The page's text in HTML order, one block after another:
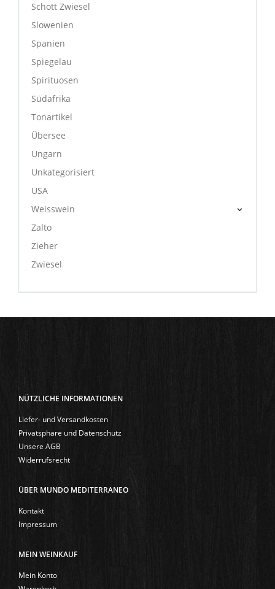
Schott Zwiesel
Slowenien
Spanien
Spiegelau
Spirituosen
Südafrika
Tonartikel
Übersee
Ungarn
Unkategorisiert
USA
Weisswein
Zalto
Zieher
Zwiesel
NÜTZLICHE INFORMATIONEN
Liefer- und Versandkosten
Privatsphäre und Datenschutz
Unsere AGB
Widerrufsrecht
ÜBER MUNDO MEDITERRANEO
Kontakt
Impressum
MEIN WEINKAUF
Mein Konto